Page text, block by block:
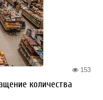
153
количества